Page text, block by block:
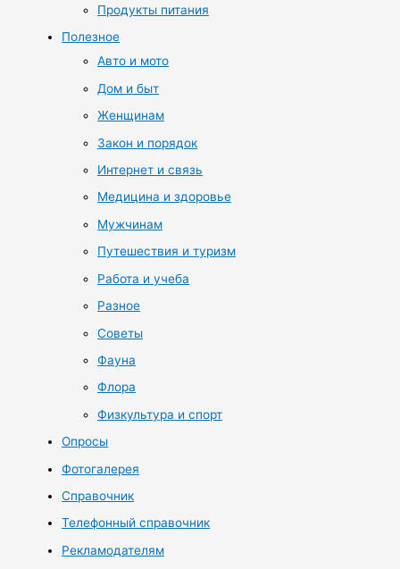
Продукты питания
Полезное
Авто и мото
Дом и быт
Женщинам
Закон и порядок
Интернет и связь
Медицина и здоровье
Мужчинам
Путешествия и туризм
Работа и учеба
Разное
Советы
Фауна
Флора
Физкультура и спорт
Опросы
Фотогалерея
Справочник
Телефонный справочник
Рекламодателям